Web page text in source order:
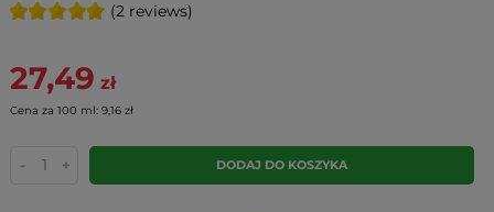
(2 reviews)
27,49 zł
Cena za 100 ml: 9,16 zł
- + DODAJ DO KOSZYKA